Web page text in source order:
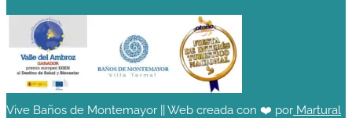
Vive Baños de Montemayor || Web creada con ❤️ por Martural